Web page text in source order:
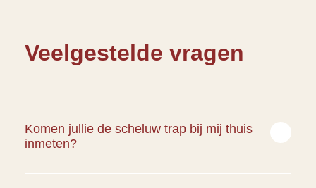
Veelgestelde vragen
Komen jullie de scheluw trap bij mij thuis
inmeten?